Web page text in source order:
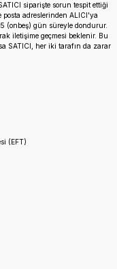
siparişte sorun tespit ettiği
adreslerinden ALICI'ya
(onbeş) gün süreyle dondurur.
iletişime geçmesi beklenir. Bu
SATICI, her iki tarafın da zarar
(EFT)